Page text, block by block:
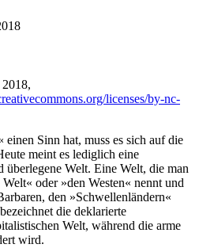
licenses/by-nc-
Sinn hat, muss es sich auf die
meint es lediglich eine
überlegene Welt. Eine Welt, die man
oder »den Westen« nennt und
den »Schwellenländern«
die deklarierte
Welt, während die arme
wird.